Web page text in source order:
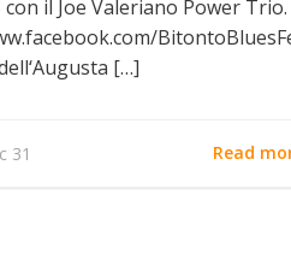
con il Joe Valeriano Power Trio.
[…]
31 Read